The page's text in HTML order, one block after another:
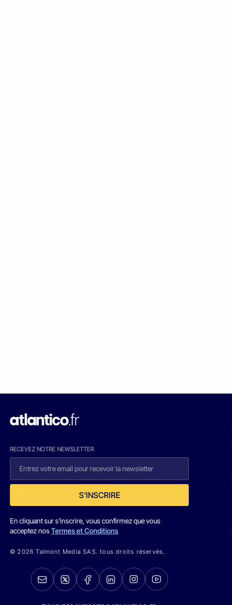
RECEVEZ NOTRE NEWSLETTER
S'INSCRIRE
En cliquant sur s'inscrire, vous confirmez que vous
acceptez nosTermes et Conditions
© 2026 Talmont Media SAS. tous droits réservés.